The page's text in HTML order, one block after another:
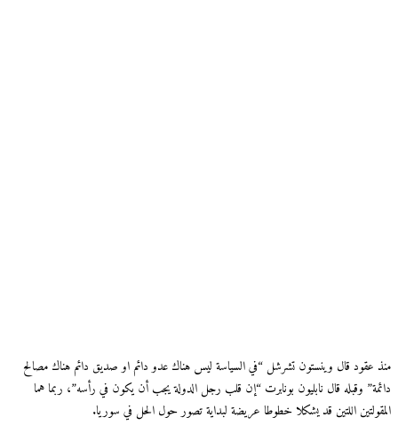
منذ عقود قال وينستون تشرشل “في السياسة ليس هناك عدو دائم او صديق دائم هناك مصالح
دائمة” وقبله قال نابليون بونابرت “إن قلب رجل الدولة يجب أن يكون في رأسه”، ربما هما
المقولتين اللتين قد يشكلا خطوطا عريضة لبداية تصور حول الحل في سوريا.